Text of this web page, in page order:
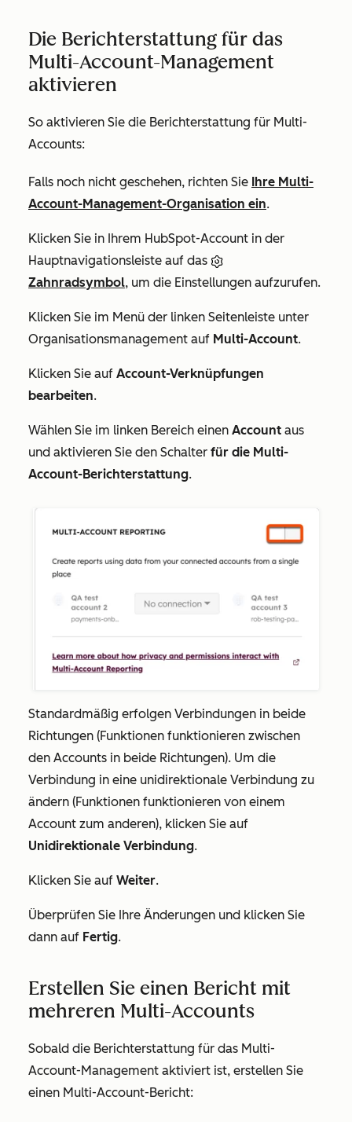
Die Berichterstattung für das
Multi-Account-Management
aktivieren
So aktivieren Sie die Berichterstattung für Multi-
Accounts:
Falls noch nicht geschehen, richten Sie Ihre Multi-
Account-Management-Organisation ein.
Klicken Sie in Ihrem HubSpot-Account in der
Hauptnavigationsleiste auf das
Zahnradsymbol, um die Einstellungen aufzurufen.
Klicken Sie im Menü der linken Seitenleiste unter
Organisationsmanagement auf Multi-Account.
Klicken Sie auf Account-Verknüpfungen
bearbeiten.
Wählen Sie im linken Bereich einen Account aus
und aktivieren Sie den Schalter für die Multi-
Account-Berichterstattung.
Standardmäßig erfolgen Verbindungen in beide
Richtungen (Funktionen funktionieren zwischen
den Accounts in beide Richtungen). Um die
Verbindung in eine unidirektionale Verbindung zu
ändern (Funktionen funktionieren von einem
Account zum anderen), klicken Sie auf
Unidirektionale Verbindung.
Klicken Sie auf Weiter.
Überprüfen Sie Ihre Änderungen und klicken Sie
dann auf Fertig.
Erstellen Sie einen Bericht mit
mehreren Multi-Accounts
Sobald die Berichterstattung für das Multi-
Account-Management aktiviert ist, erstellen Sie
einen Multi-Account-Bericht: